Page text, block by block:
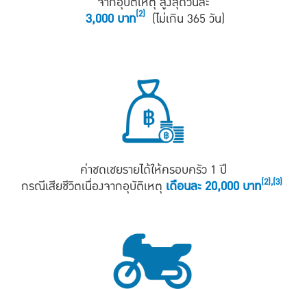
3,000 บาท(2) (ไม่เกิน 365 วัน)
ค่าชดเชยรายได้ให้ครอบครัว 1 ปี
กรณีเสียชีวิตเนื่องจากอุบัติเหตุ เดือนละ 20,000 บาท(2),(3)